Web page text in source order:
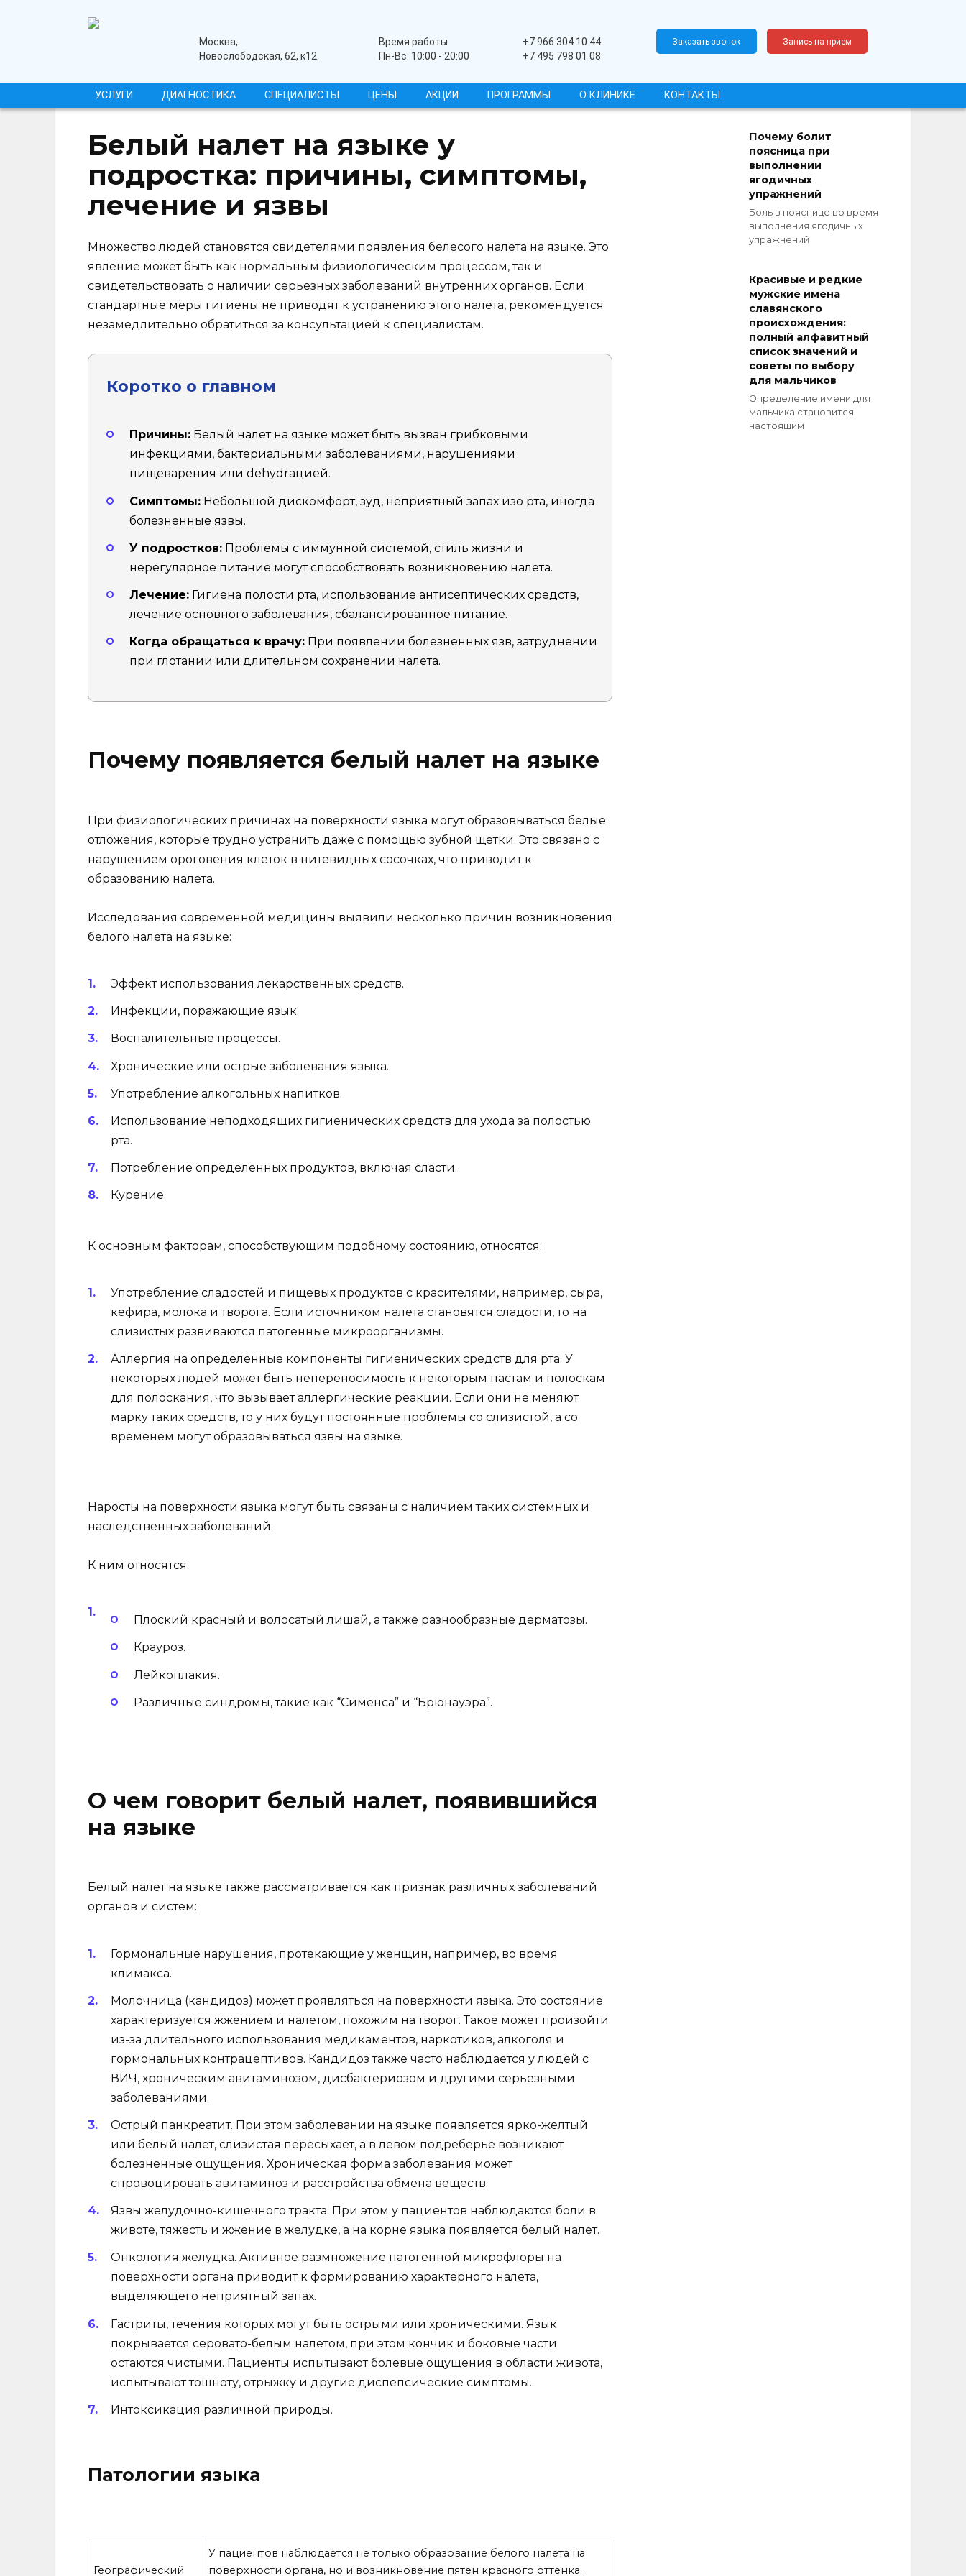
медицинский центрМосква,
Новослободская, 62, к12
Время работы
Пн-Вс: 10:00 - 20:00
+7 966 304 10 44
+7 495 798 01 08
Заказать звонок Запись на прием
УСЛУГИ ДИАГНОСТИКА СПЕЦИАЛИСТЫ ЦЕНЫ АКЦИИ ПРОГРАММЫ О КЛИНИКЕ КОНТАКТЫ
Белый налет на языке у
подростка: причины, симптомы,
лечение и язвы
Множество людей становятся свидетелями появления белесого налета на языке. Это
явление может быть как нормальным физиологическим процессом, так и
свидетельствовать о наличии серьезных заболеваний внутренних органов. Если
стандартные меры гигиены не приводят к устранению этого налета, рекомендуется
незамедлительно обратиться за консультацией к специалистам.
Коротко о главном
Причины: Белый налет на языке может быть вызван грибковыми
инфекциями, бактериальными заболеваниями, нарушениями
пищеварения или dehydrацией.
Симптомы: Небольшой дискомфорт, зуд, неприятный запах изо рта, иногда
болезненные язвы.
У подростков: Проблемы с иммунной системой, стиль жизни и
нерегулярное питание могут способствовать возникновению налета.
Лечение: Гигиена полости рта, использование антисептических средств,
лечение основного заболевания, сбалансированное питание.
Когда обращаться к врачу: При появлении болезненных язв, затруднении
при глотании или длительном сохранении налета.
Почему появляется белый налет на языке
При физиологических причинах на поверхности языка могут образовываться белые
отложения, которые трудно устранить даже с помощью зубной щетки. Это связано с
нарушением ороговения клеток в нитевидных сосочках, что приводит к
образованию налета.
Исследования современной медицины выявили несколько причин возникновения
белого налета на языке:
Эффект использования лекарственных средств.
Инфекции, поражающие язык.
Воспалительные процессы.
Хронические или острые заболевания языка.
Употребление алкогольных напитков.
Использование неподходящих гигиенических средств для ухода за полостью
рта.
Потребление определенных продуктов, включая сласти.
Курение.
К основным факторам, способствующим подобному состоянию, относятся:
Употребление сладостей и пищевых продуктов с красителями, например, сыра,
кефира, молока и творога. Если источником налета становятся сладости, то на
слизистых развиваются патогенные микроорганизмы.
Аллергия на определенные компоненты гигиенических средств для рта. У
некоторых людей может быть непереносимость к некоторым пастам и полоскам
для полоскания, что вызывает аллергические реакции. Если они не меняют
марку таких средств, то у них будут постоянные проблемы со слизистой, а со
временем могут образовываться язвы на языке.
Наросты на поверхности языка могут быть связаны с наличием таких системных и
наследственных заболеваний.
К ним относятся:
Плоский красный и волосатый лишай, а также разнообразные дерматозы.
Крауроз.
Лейкоплакия.
Различные синдромы, такие как “Сименса” и “Брюнауэра”.
О чем говорит белый налет, появившийся
на языке
Белый налет на языке также рассматривается как признак различных заболеваний
органов и систем:
Гормональные нарушения, протекающие у женщин, например, во время
климакса.
Молочница (кандидоз) может проявляться на поверхности языка. Это состояние
характеризуется жжением и налетом, похожим на творог. Такое может произойти
из-за длительного использования медикаментов, наркотиков, алкоголя и
гормональных контрацептивов. Кандидоз также часто наблюдается у людей с
ВИЧ, хроническим авитаминозом, дисбактериозом и другими серьезными
заболеваниями.
Острый панкреатит. При этом заболевании на языке появляется ярко-желтый
или белый налет, слизистая пересыхает, а в левом подреберье возникают
болезненные ощущения. Хроническая форма заболевания может
спровоцировать авитаминоз и расстройства обмена веществ.
Язвы желудочно-кишечного тракта. При этом у пациентов наблюдаются боли в
животе, тяжесть и жжение в желудке, а на корне языка появляется белый налет.
Онкология желудка. Активное размножение патогенной микрофлоры на
поверхности органа приводит к формированию характерного налета,
выделяющего неприятный запах.
Гастриты, течения которых могут быть острыми или хроническими. Язык
покрывается серовато-белым налетом, при этом кончик и боковые части
остаются чистыми. Пациенты испытывают болевые ощущения в области живота,
испытывают тошноту, отрыжку и другие диспепсические симптомы.
Интоксикация различной природы.
Патологии языка
Географический
У пациентов наблюдается не только образование белого налета на
поверхности органа, но и возникновение пятен красного оттенка.
Почему болит
поясница при
выполнении
ягодичных
упражнений
Боль в пояснице во время
выполнения ягодичных
упражнений
Красивые и редкие
мужские имена
славянского
происхождения:
полный алфавитный
список значений и
советы по выбору
для мальчиков
Определение имени для
мальчика становится
настоящим